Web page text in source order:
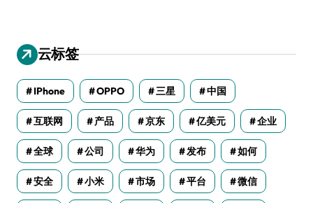
云标签
IPhone OPPO 三星 中国
互联网 产品 京东 亿美元 企业
全球 公司 华为 发布 如何
安全 小米 市场 平台 微信